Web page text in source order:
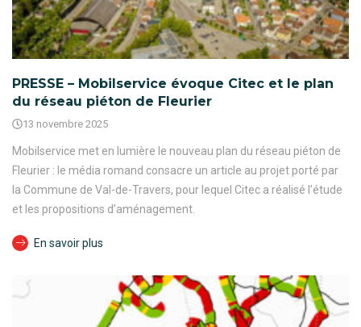
PRESSE – Mobilservice évoque Citec et le plan
du réseau piéton de Fleurier
13 novembre 2025
Mobilservice met en lumière le nouveau plan du réseau piéton de
Fleurier : le média romand consacre un article au projet porté par
la Commune de Val-de-Travers, pour lequel Citec a réalisé l’étude
et les propositions d’aménagement.
En savoir plus